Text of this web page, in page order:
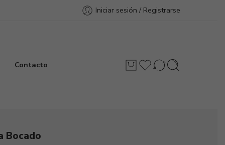
Iniciar sesión / Registrarse
Contacto
Bocado